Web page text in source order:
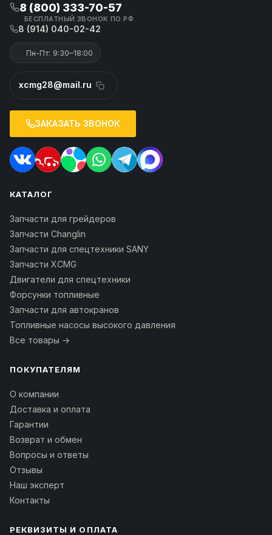
8 (800) 333-70-57
БЕСПЛАТНЫЙ ЗВОНОК ПО РФ
8 (914) 040-02-42
Пн-Пт: 9:30–18:00
xcmg28@mail.ru
ЗАКАЗАТЬ ЗВОНОК
КАТАЛОГ
Запчасти для грейдеров
Запчасти Changlin
Запчасти для спецтехники SANY
Запчасти XCMG
Двигатели для спецтехники
Форсунки топливные
Запчасти для автокранов
Топливные насосы высокого давления
Все товары →
ПОКУПАТЕЛЯМ
О компании
Доставка и оплата
Гарантии
Возврат и обмен
Вопросы и ответы
Отзывы
Наш эксперт
Контакты
РЕКВИЗИТЫ И ОПЛАТА